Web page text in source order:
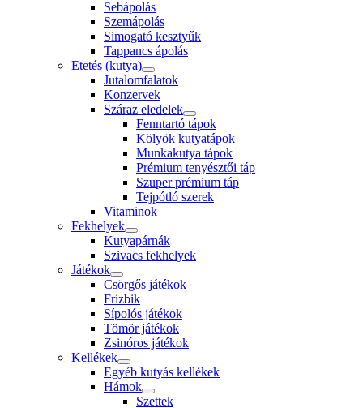
Sebápolás
Szemápolás
Simogató kesztyűk
Tappancs ápolás
Etetés (kutya)
Jutalomfalatok
Konzervek
Száraz eledelek
Fenntartó tápok
Kölyök kutyatápok
Munkakutya tápok
Prémium tenyésztői táp
Szuper prémium táp
Tejpótló szerek
Vitaminok
Fekhelyek
Kutyapárnák
Szivacs fekhelyek
Játékok
Csörgős játékok
Frizbik
Sípolós játékok
Tömör játékok
Zsinóros játékok
Kellékek
Egyéb kutyás kellékek
Hámok
Szettek